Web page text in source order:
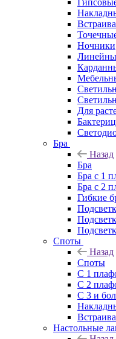
Ночники
Для
Бра
Назад
Бра
Бра с 1
Бра с 2
Гибкие
Споты
Назад
Споты
С 1
С 2
С 3 и
Настольные